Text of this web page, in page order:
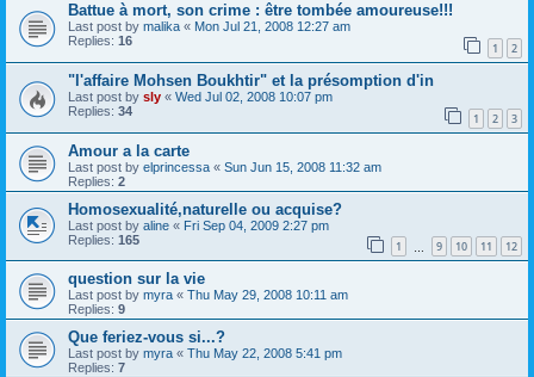
Battue à mort, son crime : être tombée amoureuse!!!
Last post by malika « Mon Jul 21, 2008 12:27 am
Replies: 16 1 2
"l'affaire Mohsen Boukhtir" et la présomption d'in
Last post by sly « Wed Jul 02, 2008 10:07 pm
Replies: 34 1 2 3
Amour a la carte
Last post by elprincessa « Sun Jun 15, 2008 11:32 am
Replies: 2
Homosexualité,naturelle ou acquise?
Last post by aline « Fri Sep 04, 2009 2:27 pm
Replies: 165 1 9 10 11 12
question sur la vie
Last post by myra « Thu May 29, 2008 10:11 am
Replies: 9
Que feriez-vous si...?
Last post by myra « Thu May 22, 2008 5:41 pm
Replies: 7